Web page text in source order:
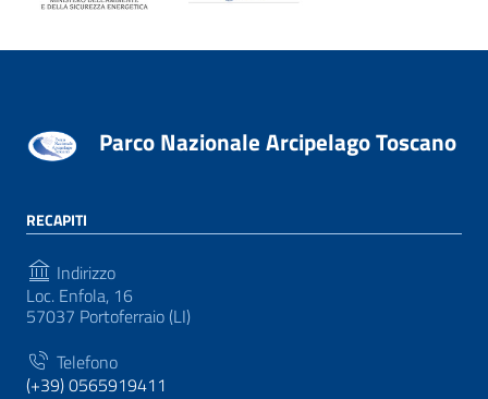
Parco Nazionale Arcipelago Toscano
RECAPITI
Indirizzo
Loc. Enfola, 16
57037 Portoferraio (LI)
Telefono
(+39) 0565919411